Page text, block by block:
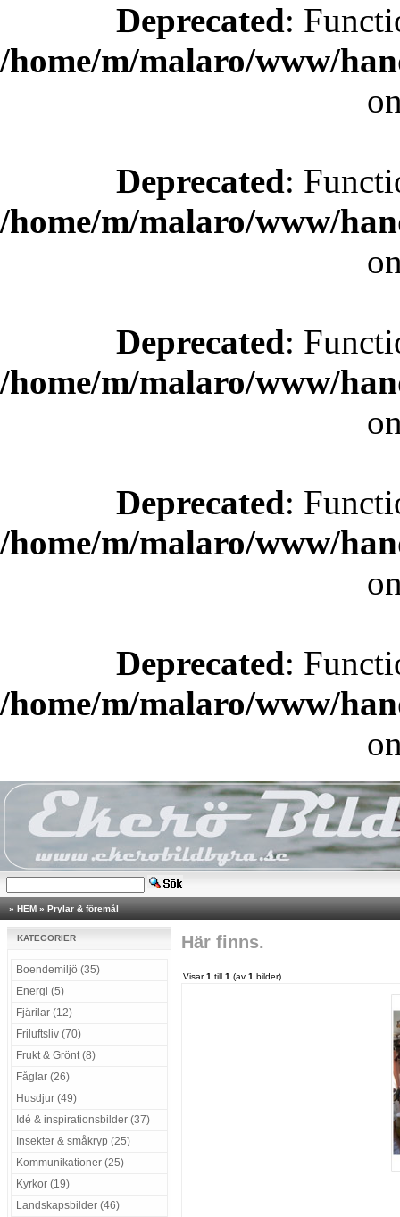
Deprecated:
/home/m/malaro/www/
Deprecated:
/home/m/malaro/www/
Deprecated:
/home/m/malaro/www/
Deprecated:
/home/m/malaro/www/
Deprecated:
/home/m/malaro/www/
» HEM » Prylar & föremål
KATEGORIER
Boendemiljö (35)
Energi (5)
Fjärilar (12)
Friluftsliv (70)
Frukt & Grönt (8)
Fåglar (26)
Husdjur (49)
Idé & inspirationsbilder (37)
Insekter & småkryp (25)
Kommunikationer (25)
Kyrkor (19)
Landskapsbilder (46)
Här finns.
Visar1 till 1 (av 1 bilder)